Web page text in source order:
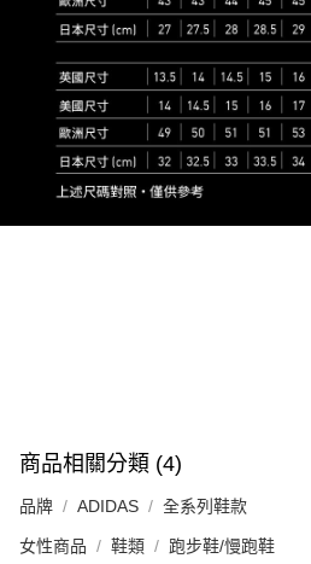
商品相關分類 (4)
品牌 ADIDAS 全系列鞋款
女性商品 鞋類 跑步鞋/慢跑鞋